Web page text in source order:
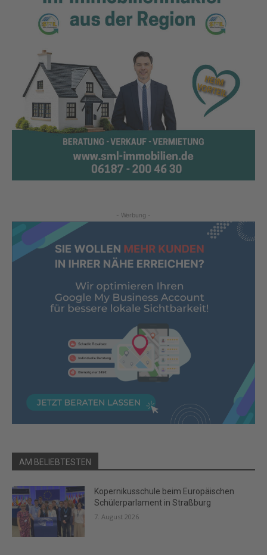
- Werbung -
AM BELIEBTESTEN
Kopernikusschule beim Europäischen
Schülerparlament in Straßburg
7. August 2026